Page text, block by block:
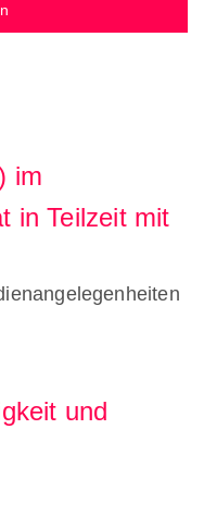
im
in Teilzeit mit
und